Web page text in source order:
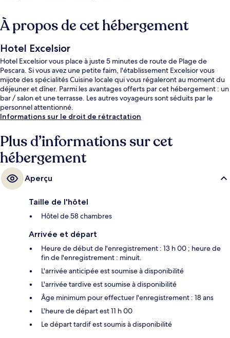
À propos de cet hébergement
Hotel Excelsior
Hotel Excelsior vous place à juste 5 minutes de route de Plage de
Pescara. Si vous avez une petite faim, l'établissement Excelsior vous
mijote des spécialités Cuisine locale qui vous régaleront au moment du
déjeuner et dîner. Parmi les avantages offerts par cet hébergement : un
bar / salon et une terrasse. Les autres voyageurs sont séduits par le
personnel attentionné.
Informations sur le droit de rétractation
Plus d’informations sur cet
hébergement
Aperçu
Taille de l'hôtel
Hôtel de 58 chambres
Arrivée et départ
Heure de début de l'enregistrement : 13 h 00 ; heure de
fin de l'enregistrement : minuit.
L'arrivée anticipée est soumise à disponibilité
L'arrivée tardive est soumise à disponibilité
Âge minimum pour effectuer l'enregistrement : 18 ans
L'heure de départ est 11 h 00
Le départ tardif est soumis à disponibilité